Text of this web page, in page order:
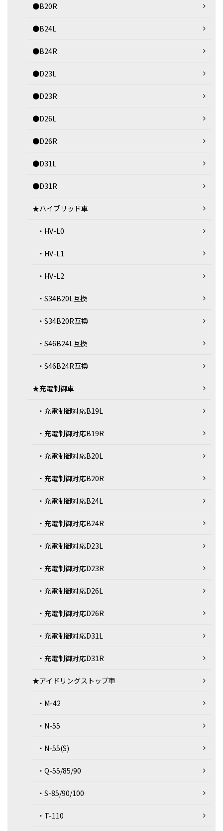
●B20R
●B24L
●B24R
●D23L
●D23R
●D26L
●D26R
●D31L
●D31R
★ハイブリッド車
・HV-L0
・HV-L1
・HV-L2
・S34B20L互換
・S34B20R互換
・S46B24L互換
・S46B24R互換
★充電制御車
・充電制御対応B19L
・充電制御対応B19R
・充電制御対応B20L
・充電制御対応B20R
・充電制御対応B24L
・充電制御対応B24R
・充電制御対応D23L
・充電制御対応D23R
・充電制御対応D26L
・充電制御対応D26R
・充電制御対応D31L
・充電制御対応D31R
★アイドリングストップ車
・M-42
・N-55
・N-55(S)
・Q-55/85/90
・S-85/90/100
・T-110